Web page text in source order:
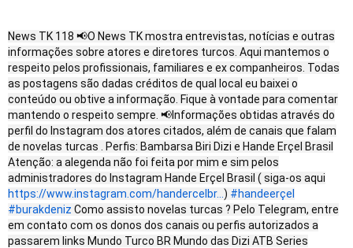
News TK 118 📢O News TK mostra entrevistas, notícias e outras
informações sobre atores e diretores turcos. Aqui mantemos o
respeito pelos profissionais, familiares e ex companheiros. Todas
as postagens são dadas créditos de qual local eu baixei o
conteúdo ou obtive a informação. Fique à vontade para comentar
mantendo o respeito sempre. 📢Informações obtidas através do
perfil do Instagram dos atores citados, além de canais que falam
de novelas turcas . Perfis: Bambarsa Biri Dizi e Hande Erçel Brasil
Atenção: a alegenda não foi feita por mim e sim pelos
administradores do Instagram Hande Erçel Brasil ( siga-os aqui
https://www.instagram.com/handercelbr... ) #handeerçel
#burakdeniz Como assisto novelas turcas ? Pelo Telegram, entre
em contato com os donos dos canais ou perfis autorizados a
passarem links Mundo Turco BR Mundo das Dizi ATB Series